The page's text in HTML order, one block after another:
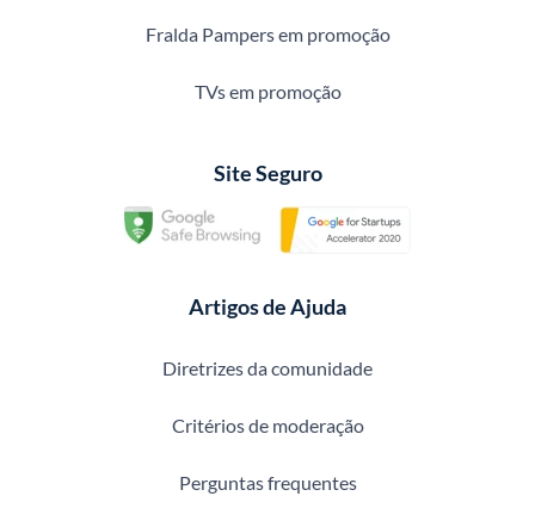
Fralda Pampers em promoção
TVs em promoção
Site Seguro
Artigos de Ajuda
Diretrizes da comunidade
Critérios de moderação
Perguntas frequentes